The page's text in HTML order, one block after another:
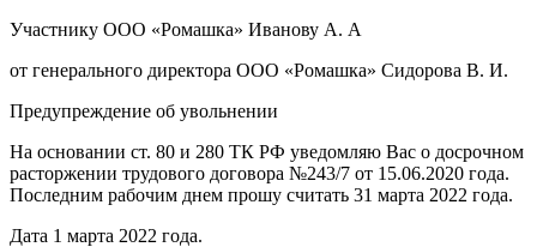
Участнику ООО «Ромашка» Иванову А. А
от генерального директора ООО «Ромашка» Сидорова В. И.
Предупреждение об увольнении
На основании ст. 80 и 280 ТК РФ уведомляю Вас о досрочном
расторжении трудового договора №243/7 от 15.06.2020 года.
Последним рабочим днем прошу считать 31 марта 2022 года.
Дата 1 марта 2022 года.